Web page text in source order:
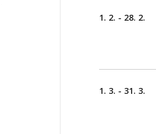
1. 2. - 28. 2.
1. 3. - 31. 3.